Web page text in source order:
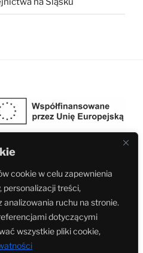
cookie w celu zapewnienia
personalizacji treści,
ruchu na stronie.
dotyczącymi
wszystkie pliki cookie,
Śląska realizuje projekt
Interreg Czechy-Polska 2021-
0000100